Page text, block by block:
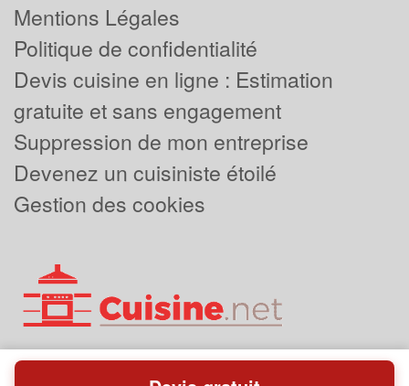
Mentions Légales
Politique de confidentialité
Devis cuisine en ligne : Estimation
gratuite et sans engagement
Suppression de mon entreprise
Devenez un cuisiniste étoilé
Gestion des cookies